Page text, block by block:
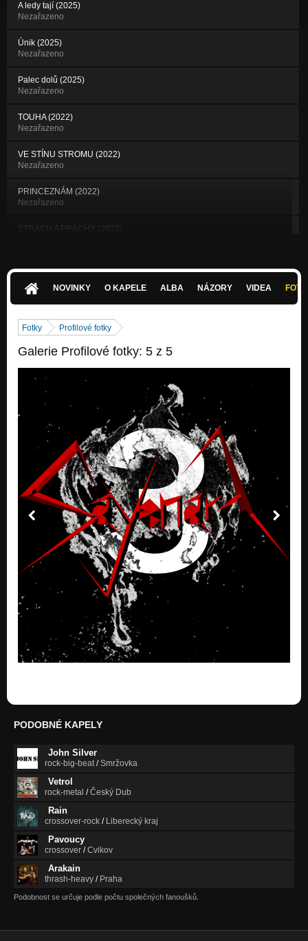
A ledy tají (2025)
Nezařazeno
Únik (2025)
Nezařazeno
Palec dolů (2025)
Nezařazeno
TOUHA (2022)
Nezařazeno
VE STÍNU STROMU (2022)
Nezařazeno
PRINCEZNÁM (2022)
Nezařazeno
STRACH A PRACHY (2022)
RÁJ (2022)
Nezařazeno
VZDALUJEM SE (2022)
HYDE (2022)
Nezařazeno
DO OHNĚ (2022)
Nezařazeno
STÍN (2010- Sayonara 1)
Nezařazeno
NOVINKY O KAPELE ALBA NÁZORY VIDEA
Fotky Profilové fotky
Galerie Profilové fotky: 5 z 5
PODOBNÉ KAPELY
John Silver
rock-big-beat/Smržovka
Vetrol
rock-metal /Český Dub
Rain
crossover-rock / Liberecký kraj
Pavoucy
crossover /Cvikov
Arakain
thrash-heavy / Praha
Podobnost se určuje podle počtu společných fanoušků.